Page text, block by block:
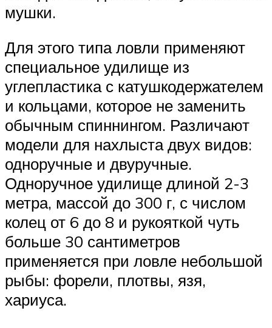
мушки.
Для этого типа ловли применяют
специальное удилище из
углепластика с катушкодержателем
и кольцами, которое не заменить
обычным спиннингом. Различают
модели для нахлыста двух видов:
одноручные и двуручные.
Одноручное удилище длиной 2-3
метра, массой до 300 г, с числом
колец от 6 до 8 и рукояткой чуть
больше 30 сантиметров
применяется при ловле небольшой
рыбы: форели, плотвы, язя,
хариуса.